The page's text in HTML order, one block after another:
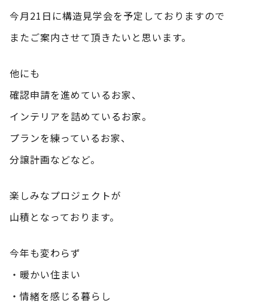
今月21日に構造見学会を予定しておりますので
またご案内させて頂きたいと思います。
他にも
確認申請を進めているお家、
インテリアを詰めているお家。
プランを練っているお家、
分譲計画などなど。
楽しみなプロジェクトが
山積となっております。
今年も変わらず
・暖かい住まい
・情緒を感じる暮らし